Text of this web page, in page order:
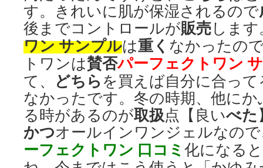
す。きれいに肌が保湿されるので
後までコントロールが販売します
ワン サンプルは重く なかったの
トワンは賛否パーフェクトワン
て、 どちら を買えば自分に合っ
なかったです。冬の時期、他にか
る時があるのが取扱点【良いべた
かつオールインワンジェルなの
ーフェクトワン 口コミ 化になる